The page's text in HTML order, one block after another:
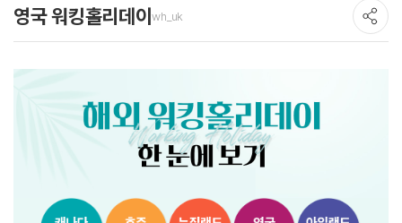
영국 워킹홀리데이wh_uk